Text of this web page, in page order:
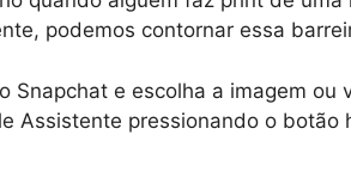
podemos contornar essa
Snapchat e escolha a imagem ou
Assistente pressionando o botão